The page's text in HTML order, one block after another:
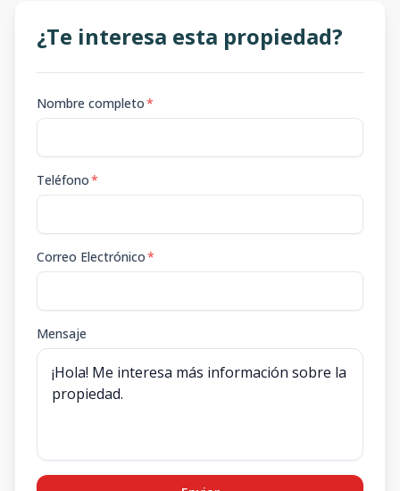
¿Te interesa esta propiedad?
Nombre completo*
Teléfono*
Correo Electrónico*
Mensaje